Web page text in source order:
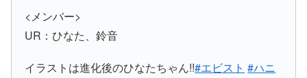
<メンバー>
UR：ひなた、鈴音
イラストは進化後のひなたちゃん!!#エビスト #ハニ